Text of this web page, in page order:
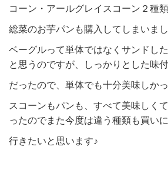
コーン・アールグレイスコーン２種類
総菜のお芋パンも購入してしまいま
ベーグルって単体ではなくサンドし
と思うのですが、しっかりとした味
だったので、単体でも十分美味しか
スコーンもパンも、すべて美味しく
ったのでまた今度は違う種類も買いに
行きたいと思います♪